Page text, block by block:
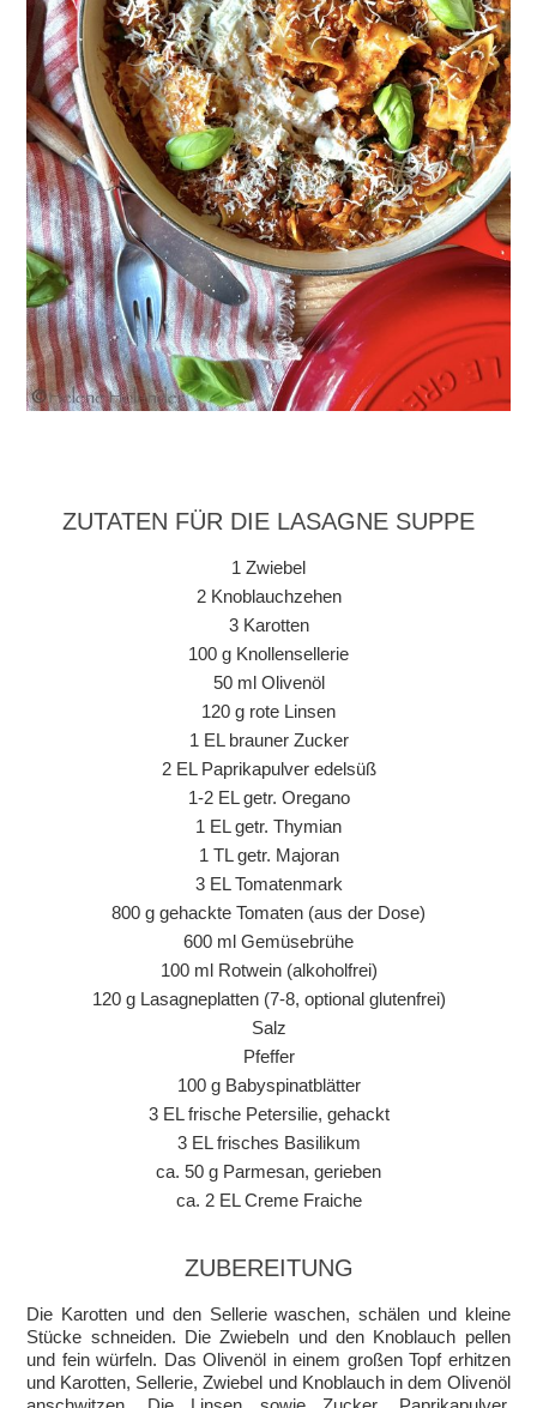
ZUTATEN FÜR DIE LASAGNE SUPPE
1 Zwiebel
2 Knoblauchzehen
3 Karotten
100 g Knollensellerie
50 ml Olivenöl
120 g rote Linsen
1 EL brauner Zucker
2 EL Paprikapulver edelsüß
1-2 EL getr. Oregano
1 EL getr. Thymian
1 TL getr. Majoran
3 EL Tomatenmark
800 g gehackte Tomaten (aus der Dose)
600 ml Gemüsebrühe
100 ml Rotwein (alkoholfrei)
120 g Lasagneplatten (7-8, optional glutenfrei)
Salz
Pfeffer
100 g Babyspinatblätter
3 EL frische Petersilie, gehackt
3 EL frisches Basilikum
ca. 50 g Parmesan, gerieben
ca. 2 EL Creme Fraiche
ZUBEREITUNG
Die Karotten und den Sellerie waschen, schälen und kleine
Stücke schneiden. Die Zwiebeln und den Knoblauch pellen
und fein würfeln. Das Olivenöl in einem großen Topf erhitzen
und Karotten, Sellerie, Zwiebel und Knoblauch in dem Olivenöl